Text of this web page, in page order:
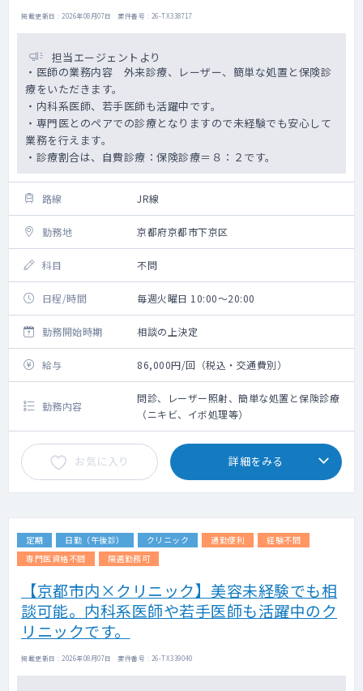
掲載更新日 : 2026年08月07日 案件番号 : 26-TX338717
担当エージェントより
・医師の業務内容 外来診療、レーザー、簡単な処置と保険診
療をいただきます。
・内科系医師、若手医師も活躍中です。
・専門医とのペアでの診療となりますので未経験でも安心して
業務を行えます。
・診療割合は、自費診療：保険診療＝８：２です。
路線 JR線
勤務地 京都府京都市下京区
科目 不問
日程/時間 毎週火曜日 10:00～20:00
勤務開始時期 相談の上決定
給与 86,000円/回（税込・交通費別）
勤務内容
問診、レーザー照射、簡単な処置と保険診療
（ニキビ、イボ処理等）
お気に入り 詳細をみる
定期 日勤（午後診） クリニック 通勤便利
経験不問
専門医資格不問
隔週勤務可
【京都市内×クリニック】美容未経験でも相
談可能。内科系医師や若手医師も活躍中のク
リニックです。
掲載更新日 : 2026年08月07日 案件番号 : 26-TX339040